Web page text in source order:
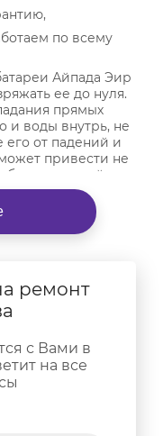
по всему
Айпада Эир
ее до нуля.
прямых
и воды внутрь, не
его от падений и
привести не
устройства,
корпуса и прочих
iPad Air
выполняя все
специалист
—
работы. Все
клиенту.
Оформить
сайте или по
ремонт
с Вами в
на все